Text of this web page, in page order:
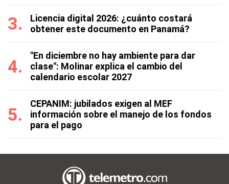
Licencia digital 2026: ¿cuánto costará
obtener este documento en Panamá?
"En diciembre no hay ambiente para dar
clase": Molinar explica el cambio del
calendario escolar 2027
CEPANIM: jubilados exigen al MEF
información sobre el manejo de los fondos
para el pago